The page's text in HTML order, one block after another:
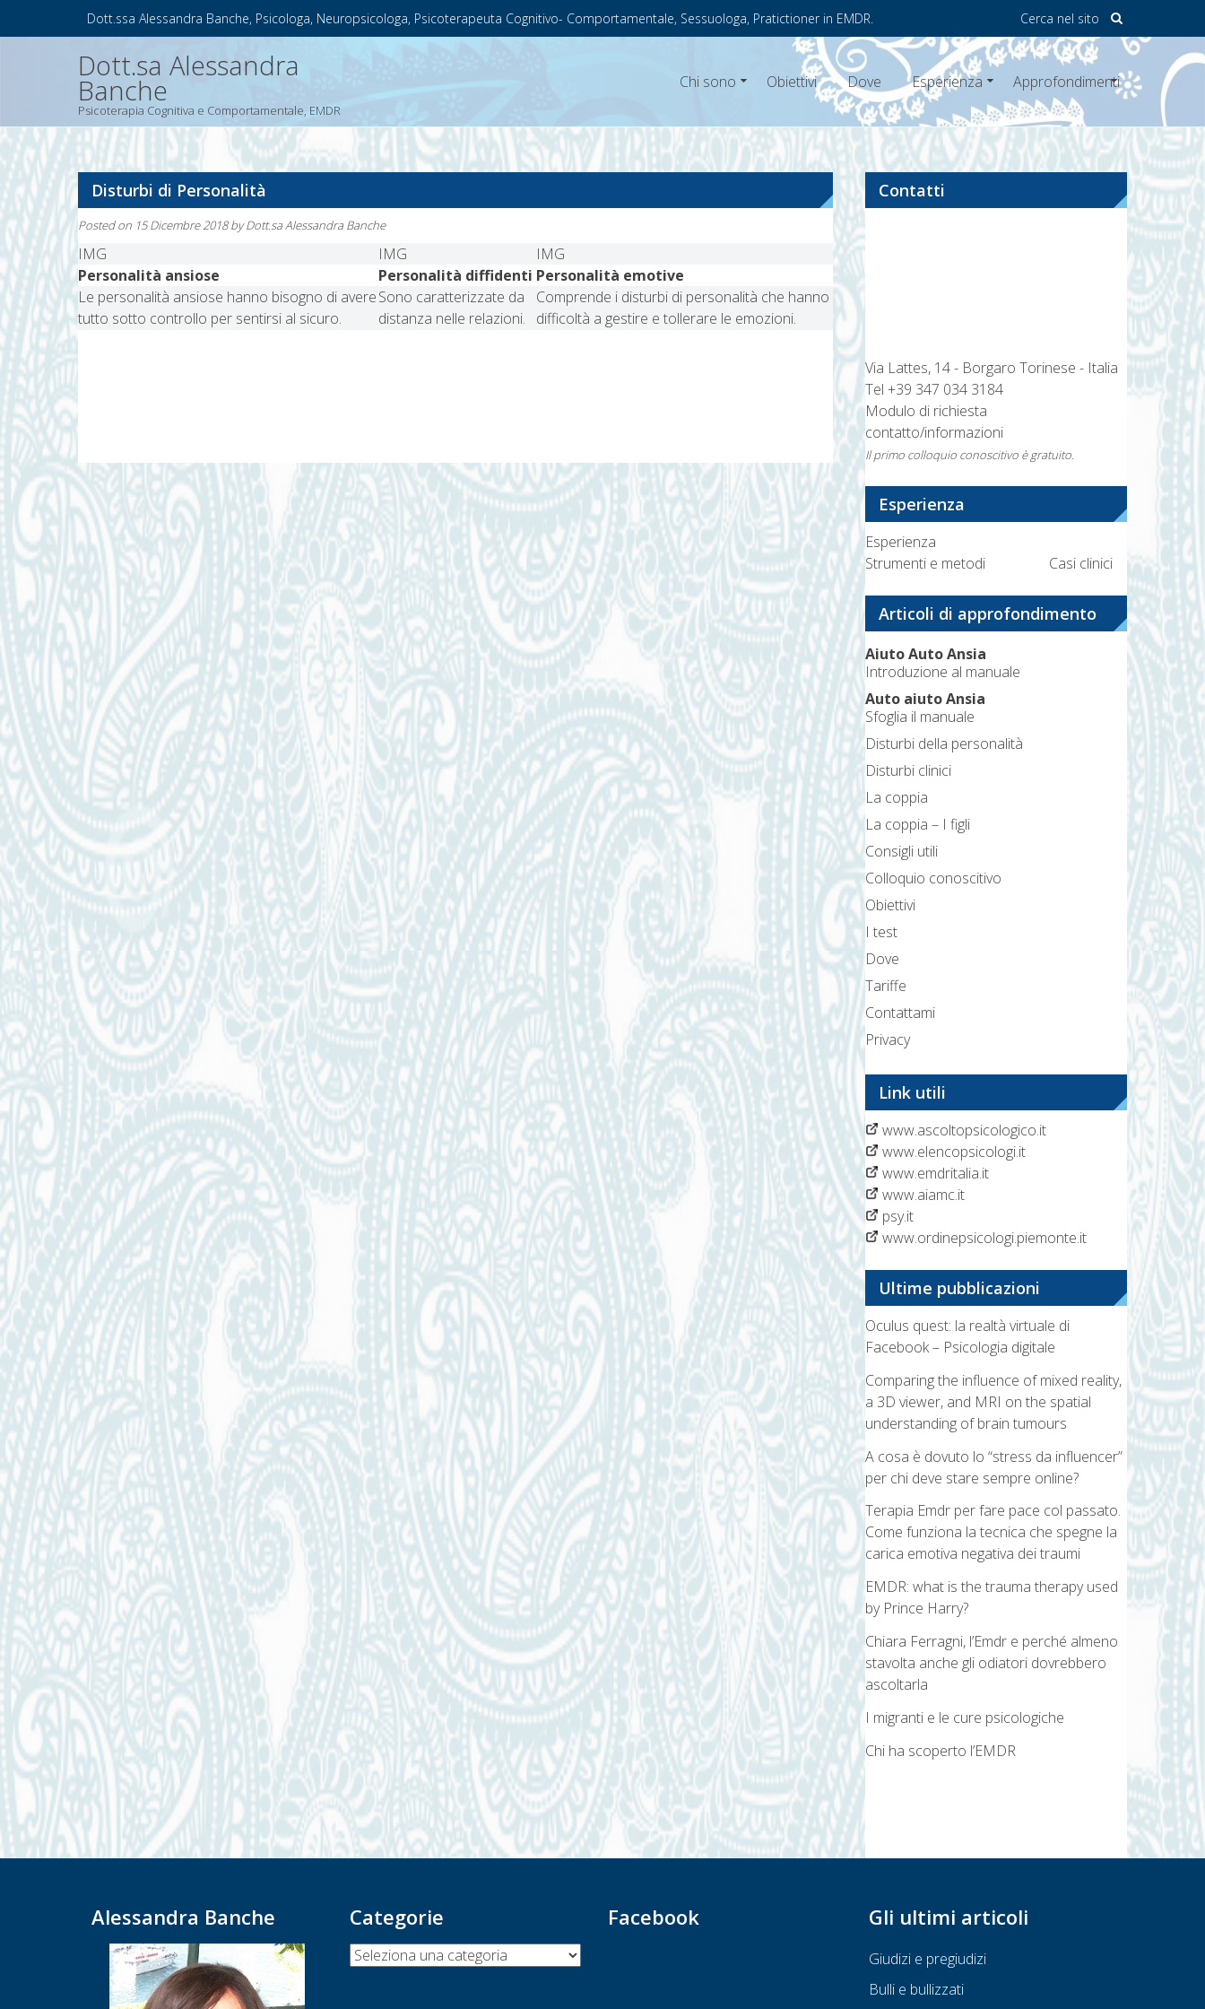
to
Dott.ssa Alessandra Banche, Psicologa, Neuropsicologa, Psicoterapeuta Cognitivo- Comportamentale, Sessuologa, Pratictioner in EMDR. Cerca nel sito
Dott.sa Alessandra
Banche
Psicoterapia Cognitiva e Comportamentale, EMDR
Chi sono Obiettivi Dove Esperienza Approfondimenti
Disturbi di Personalità
Posted on 15 Dicembre 2018byDott.sa Alessandra Banche
IMG IMG
IMG
Personalità ansiose
Personalità diffidenti Personalità emotive
Le personalità ansiose hanno bisogno di avere
tutto sotto controllo per sentirsi al sicuro.
Sono caratterizzate da
distanza nelle relazioni.
Comprende i disturbi di personalità che hanno
difficoltà a gestire e tollerare le emozioni.
Contatti
Via Lattes, 14 - Borgaro Torinese - Italia
Tel +39 347 034 3184
Modulo di richiesta
contatto/informazioni
Il primo colloquio conoscitivo è gratuito.
Esperienza
Esperienza
Strumenti e metodi
Casi clinici
Articoli di approfondimento
Aiuto Auto Ansia
Introduzione al manuale
Auto aiuto Ansia
Sfoglia il manuale
Disturbi della personalità
Disturbi clinici
La coppia
La coppia – I figli
Consigli utili
Colloquio conoscitivo
Obiettivi
I test
Dove
Tariffe
Contattami
Privacy
Link utili
www.ascoltopsicologico.it
www.elencopsicologi.it
www.emdritalia.it
www.aiamc.it
psy.it
www.ordinepsicologi.piemonte.it
Ultime pubblicazioni
Oculus quest: la realtà virtuale di
Facebook – Psicologia digitale
Comparing the influence of mixed reality,
a 3D viewer, and MRI on the spatial
understanding of brain tumours
A cosa è dovuto lo “stress da influencer”
per chi deve stare sempre online?
Terapia Emdr per fare pace col passato.
Come funziona la tecnica che spegne la
carica emotiva negativa dei traumi
EMDR: what is the trauma therapy used
by Prince Harry?
Chiara Ferragni, l’Emdr e perché almeno
stavolta anche gli odiatori dovrebbero
ascoltarla
I migranti e le cure psicologiche
Chi ha scoperto l’EMDR
Alessandra Banche Categorie
Categorie
Facebook Gli ultimi articoli
Giudizi e pregiudizi
Bulli e bullizzati